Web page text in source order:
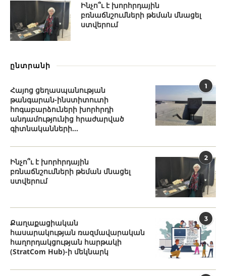
Ինչո՞ւ է խորհրդային
բռնաճնշումների թեման մնացել
ստվերում
ընտրանի
1
Հայոց ցեղասպանության
թանգարան-ինստիտուտի
հոգաբարձուների խորհրդի
անդամությունից հրաժարված
գիտնականների...
2
Ինչո՞ւ է խորհրդային
բռնաճնշումների թեման մնացել
ստվերում
3
Քաղաքացիական
հասարակության ռազմավարական
հաղորդակցության հարթակի
(StratCom Hub)-ի մեկնարկ